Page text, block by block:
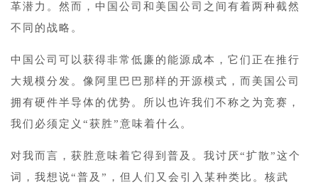
革潜力。然而，中国公司和美国公司之间有着两种截然
不同的战略。
中国公司可以获得非常低廉的能源成本，它们正在推行
大规模分发。像阿里巴巴那样的开源模式，而美国公司
拥有硬件半导体的优势。所以也许我们不称之为竞赛，
我们必须定义“获胜”意味着什么。
对我而言，获胜意味着它得到普及。我讨厌“扩散”这个
词，我想说“普及”，但人们又会引入某种类比。核武